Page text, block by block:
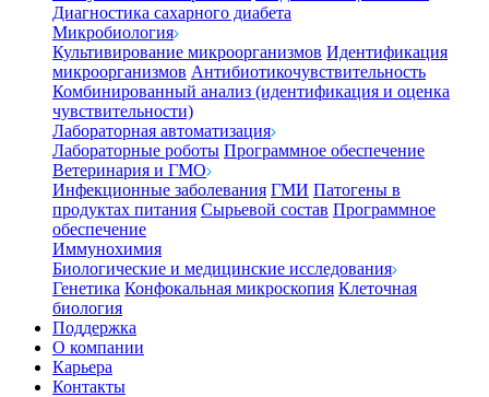
Диагностика сахарного диабета
Микробиология
Культивирование микроорганизмов Идентификация
микроорганизмов Антибиотикочувствительность
Комбинированный анализ (идентификация и оценка
чувствительности)
Лабораторная автоматизация
Лабораторные роботы Программное обеспечение
Ветеринария и ГМО
Инфекционные заболевания ГМИ Патогены в
продуктах питания Сырьевой состав Программное
обеспечение
Иммунохимия
Биологические и медицинские исследования
Генетика Конфокальная микроскопия Клеточная
биология
Поддержка
О компании
Карьера
Контакты